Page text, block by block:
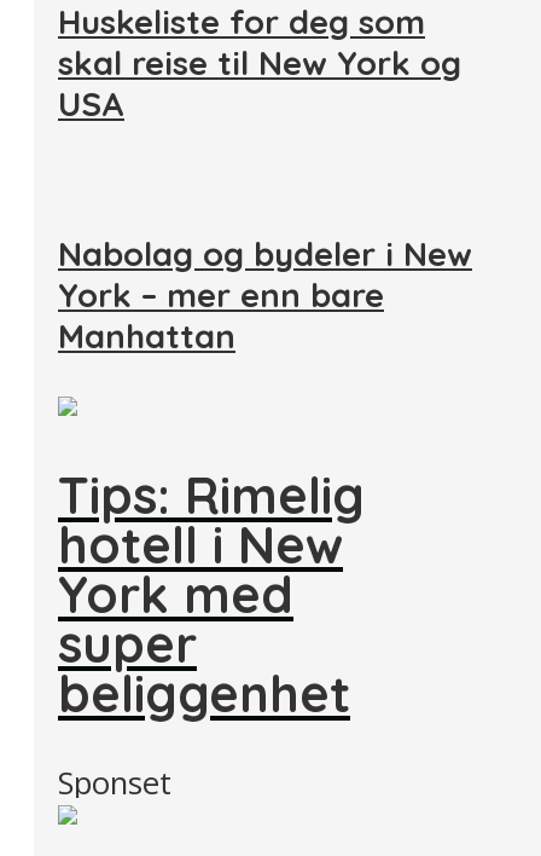
Huskeliste for deg som
skal reise til New York og
USA
Nabolag og bydeler i New
York – mer enn bare
Manhattan
Tips: Rimelig
hotell i New
York med
super
beliggenhet
Sponset